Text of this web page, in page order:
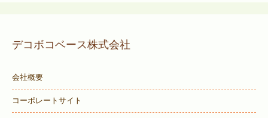
デコボコベース株式会社
会社概要
コーポレートサイト